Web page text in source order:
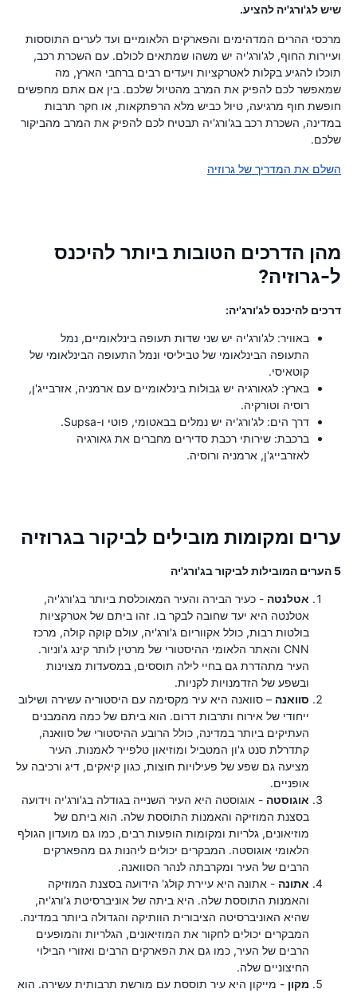
שיש לג'ורג'יה להציע.
מרכסי ההרים המדהימים והפארקים הלאומיים ועד לערים התוססות
ועיירות החוף, לג'ורג'יה יש משהו שמתאים לכולם. עם השכרת רכב,
תוכלו להגיע בקלות לאטרקציות ויעדים רבים ברחבי הארץ, מה
שמאפשר לכם להפיק את המרב מהטיול שלכם. בין אם אתם מחפשים
חופשת חוף מרגיעה, טיול כביש מלא הרפתקאות, או חקר תרבות
במדינה, השכרת רכב בג'ורג'יה תבטיח לכם להפיק את המרב מהביקור
שלכם.
השלם את המדריך של גרוזיה
מהן הדרכים הטובות ביותר להיכנס
ל-גרוזיה?
דרכים להיכנס לג'ורג'יה:
באוויר: לג'ורג'יה יש שני שדות תעופה בינלאומיים, נמל
התעופה הבינלאומי של טביליסי ונמל התעופה הבינלאומי של
קוטאיסי.
בארץ: לגאורגיה יש גבולות בינלאומיים עם ארמניה, אזרבייג'ן,
רוסיה וטורקיה.
דרך הים: לג'ורג'יה יש נמלים בבאטומי, פוטי ו-Supsa.
ברכבת: שירותי רכבת סדירים מחברים את גאורגיה
לאזרבייג'ן, ארמניה ורוסיה.
ערים ומקומות מובילים לביקור בגרוזיה
5 הערים המובילות לביקור בג'ורג'יה
אטלנטה - כעיר הבירה והעיר המאוכלסת ביותר בג'ורג'יה,
אטלנטה היא יעד שחובה לבקר בו. זהו ביתם של אטרקציות
בולטות רבות, כולל אקווריום ג'ורג'יה, עולם קוקה קולה, מרכז
CNN והאתר הלאומי ההיסטורי של מרטין לותר קינג ג'וניור.
העיר מתהדרת גם בחיי לילה תוססים, במסעדות מצוינות
ובשפע של הזדמנויות לקניות.
סוואנה – סוואנה היא עיר מקסימה עם היסטוריה עשירה ושילוב
ייחודי של אירוח ותרבות דרום. הוא ביתם של כמה מהמבנים
העתיקים ביותר במדינה, כולל הרובע ההיסטורי של סוואנה,
קתדרלת סנט ג'ון המטביל ומוזיאון טלפייר לאמנות. העיר
מציעה גם שפע של פעילויות חוצות, כגון קיאקים, דיג ורכיבה על
אופניים.
אוגוסטה - אוגוסטה היא העיר השנייה בגודלה בג'ורג'יה וידועה
בסצנת המוזיקה והאמנות התוססת שלה. הוא ביתם של
מוזיאונים, גלריות ומקומות הופעות רבים, כמו גם מועדון הגולף
הלאומי אוגוסטה. המבקרים יכולים ליהנות גם מהפארקים
הרבים של העיר ומקרבתה לנהר הסוואנה.
אתונה - אתונה היא עיירת קולג' הידועה בסצנת המוזיקה
והאמנות התוססת שלה. היא ביתה של אוניברסיטת ג'ורג'יה,
שהיא האוניברסיטה הציבורית הוותיקה והגדולה ביותר במדינה.
המבקרים יכולים לחקור את המוזיאונים, הגלריות והמופעים
הרבים של העיר, כמו גם את הפארקים הרבים ואזורי הבילוי
החיצוניים שלה.
מקון - מייקון היא עיר תוססת עם מורשת תרבותית עשירה. הוא